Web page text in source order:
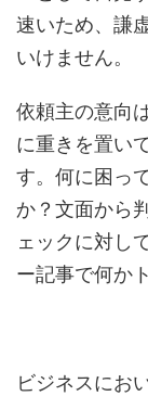
速いため、謙
いけません。
依頼主の意向
に重きを置い
す。何に困っ
か？文面から
ェックに対し
ー記事で何か
ビジネスにお